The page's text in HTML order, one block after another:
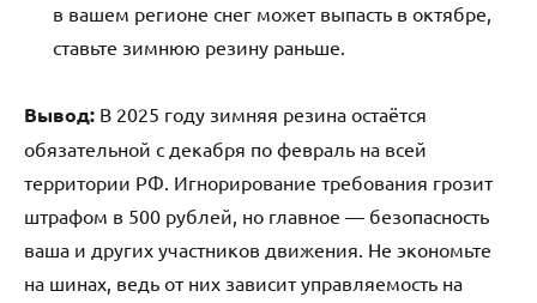
в вашем регионе снег может выпасть в октябре,
ставьте зимнюю резину раньше.
Вывод: В 2025 году зимняя резина остаётся
обязательной с декабря по февраль на всей
территории РФ. Игнорирование требования грозит
штрафом в 500 рублей, но главное — безопасность
ваша и других участников движения. Не экономьте
на шинах, ведь от них зависит управляемость на